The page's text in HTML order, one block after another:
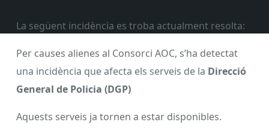
La següent incidència es troba actualment resolta:
Per causes alienes al Consorci AOC, s’ha detectat
una incidència que afecta els serveis de la Direcció
General de Policia (DGP)
Aquests serveis ja tornen a estar disponibles.